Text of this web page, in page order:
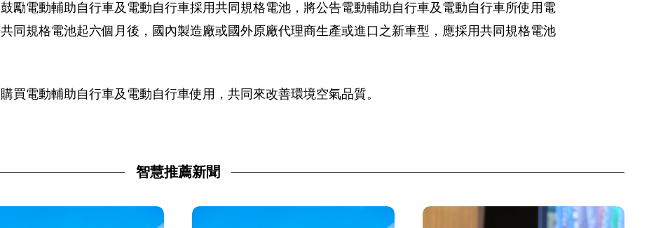
勵電動輔助自行車及電動自行車採用共同規格電池，將公告電動輔助自行車及電動自行車所使用電
同規格電池起六個月後，國內製造廠或國外原廠代理商生產或進口之新車型，應採用共同規格電池
買電動輔助自行車及電動自行車使用，共同來改善環境空氣品質。
智慧推薦新聞